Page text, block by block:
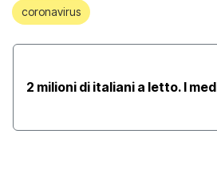
coronavirus
2 milioni di italiani a letto. I